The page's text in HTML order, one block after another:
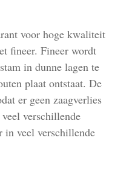
voor hoge kwaliteit
fineer. Fineer wordt
in dunne lagen te
plaat ontstaat. De
er geen zaagverlies
verschillende
in veel verschillende